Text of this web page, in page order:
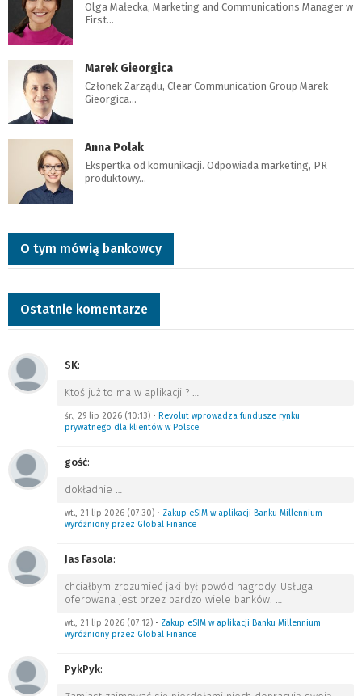
Olga Małecka, Marketing and Communications Manager w
First…
Marek Gieorgica
Członek Zarządu, Clear Communication Group Marek
Gieorgica…
Anna Polak
Ekspertka od komunikacji. Odpowiada marketing, PR
produktowy…
O tym mówią bankowcy
Ostatnie komentarze
SK:
Ktoś już to ma w aplikacji ? …
śr., 29 lip 2026 (10:13) • Revolut wprowadza fundusze rynku
prywatnego dla klientów w Polsce
gość:
dokładnie …
wt., 21 lip 2026 (07:30) • Zakup eSIM w aplikacji Banku Millennium
wyróżniony przez Global Finance
Jas Fasola:
chciałbym zrozumieć jaki był powód nagrody. Usługa
oferowana jest przez bardzo wiele banków. …
wt., 21 lip 2026 (07:12) • Zakup eSIM w aplikacji Banku Millennium
wyróżniony przez Global Finance
PykPyk: